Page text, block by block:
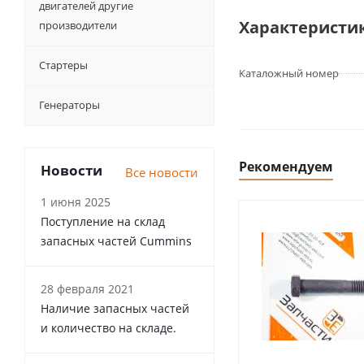
Каталожный номер
Рекомендуем
двигателей другие
производители
Стартеры
Генераторы
Новости Все новости
1 июня 2025
Поступление на склад
запасных частей Cummins
28 февраля 2021
Наличие запасных частей
и количество на складе.